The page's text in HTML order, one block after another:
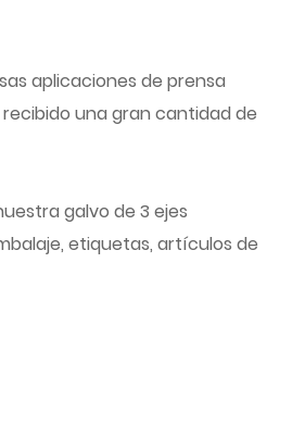
aplicaciones de prensa
una gran cantidad de
galvo de 3 ejes
etiquetas, artículos de